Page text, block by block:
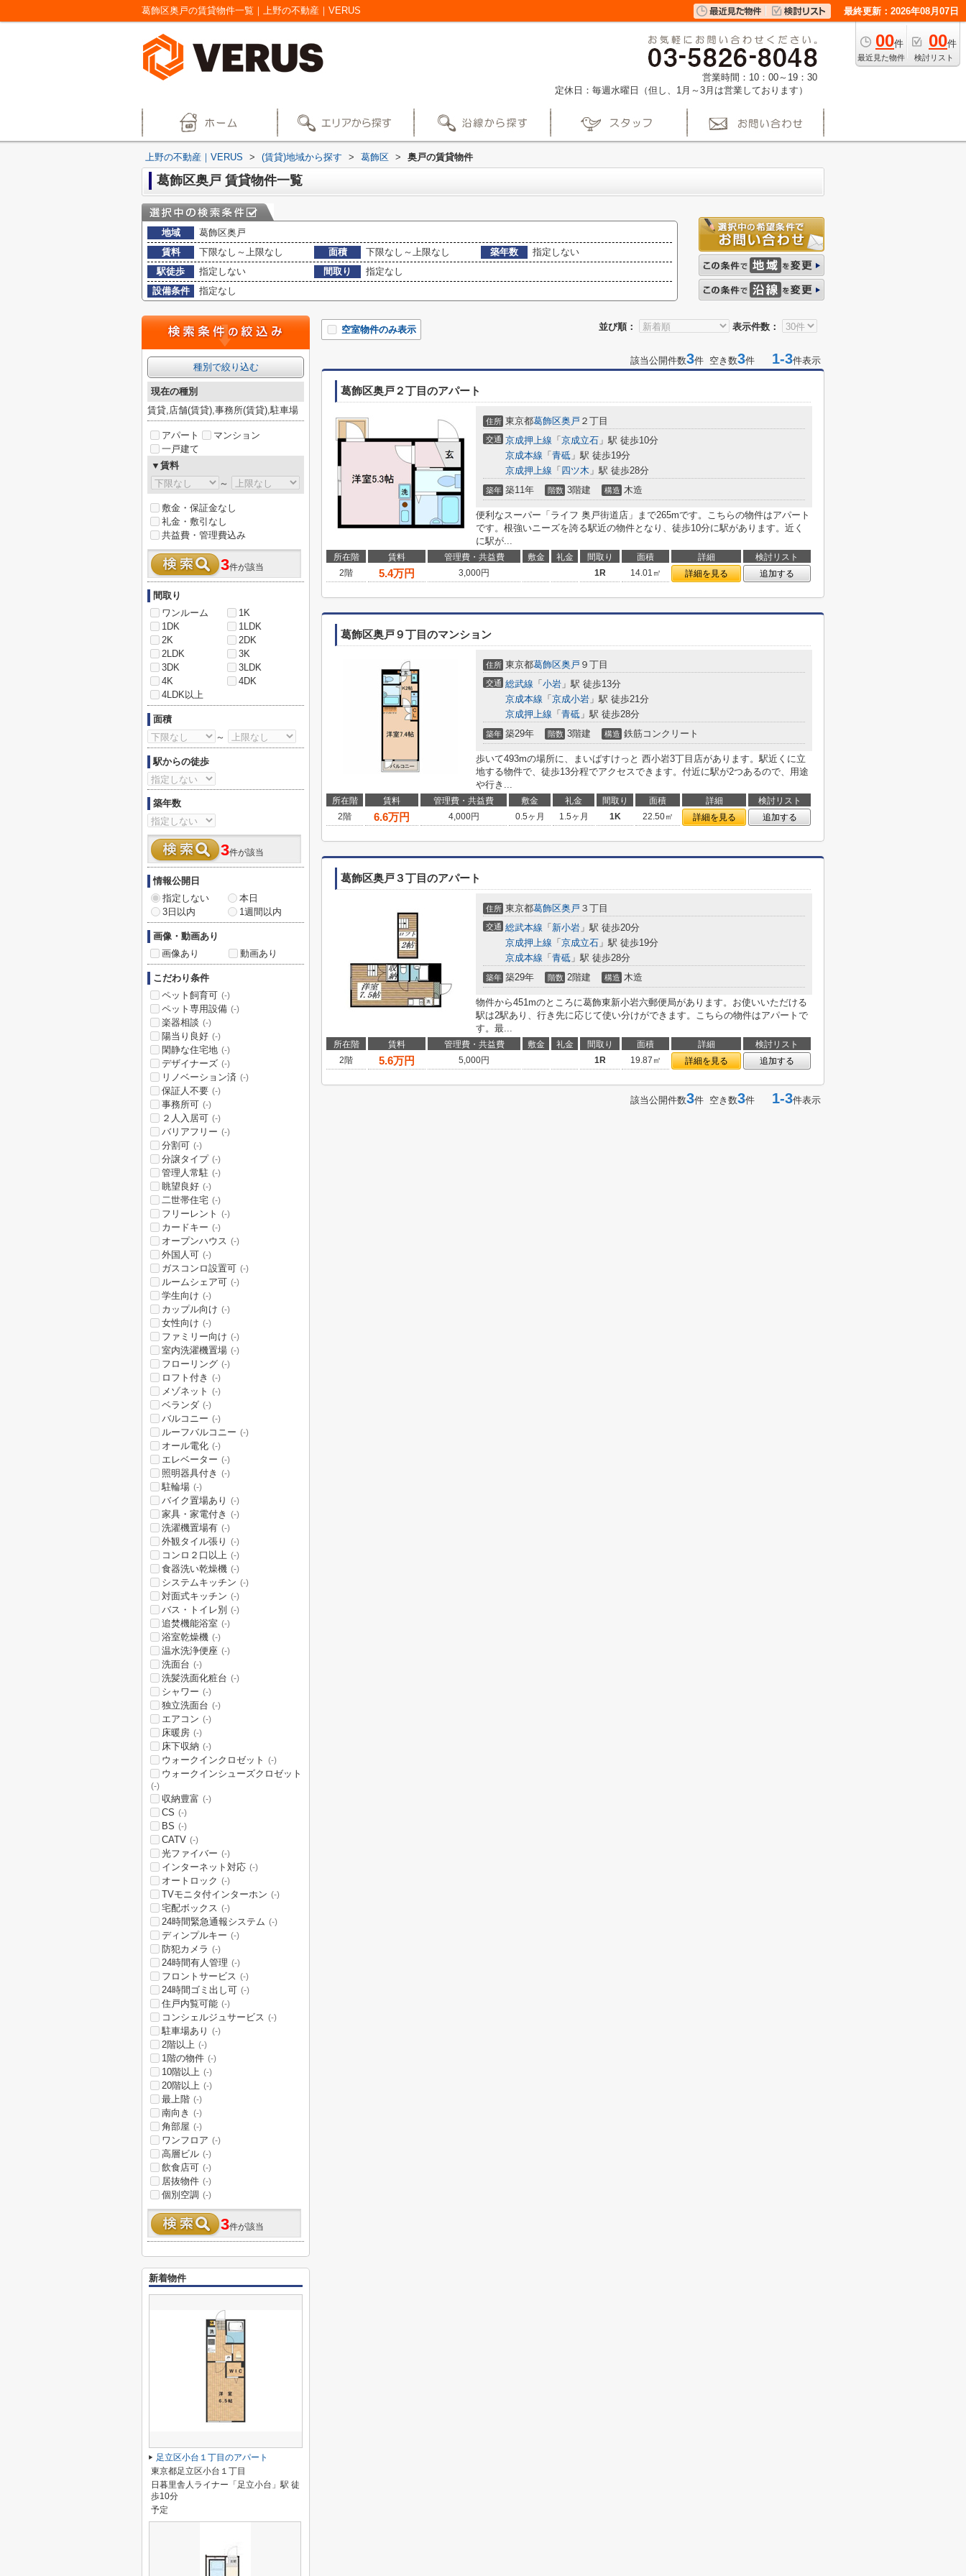
葛飾区奥戸の賃貸物件一覧｜上野の不動産｜VERUS 最終更新：2026年08月07日
00件
最近見た物件
00件
検討リスト
営業時間：10：00～19：30
定休日：毎週水曜日（但し、1月～3月は営業しております）
上野の不動産｜VERUS > (賃貸)地域から探す > 葛飾区 > 奥戸の賃貸物件
葛飾区奥戸 賃貸物件一覧
地域
葛飾区奥戸
賃料
下限なし～上限なし 面積 下限なし～上限なし 築年数
指定しない
駅徒歩
指定しない 間取り
指定なし
設備条件
指定なし
並び順： 表示件数：
空室物件のみ表示
該当公開件数3件 空き数3件 1-3件表示
葛飾区奥戸２丁目のアパート
住所 東京都葛飾区奥戸 ２丁目
交通 京成押上線 「 京成立石 」駅 徒歩10分
京成本線 「 青砥 」駅 徒歩19分
京成押上線 「 四ツ木 」駅 徒歩28分
築年 築11年 階数 3階建 構造 木造
便利なスーパー「ライフ 奥戸街道店」まで265mです。こちらの物件はアパート
です。根強いニーズを誇る駅近の物件となり、徒歩10分に駅があります。近く
に駅が...
所在階 賃料 管理費・共益費 敷金 礼金 間取り 面積 詳細
検討リスト
2階
5.4万円 3,000円 1R 14.01㎡ 詳細を見る 追加する
葛飾区奥戸９丁目のマンション
住所 東京都葛飾区奥戸 ９丁目
交通 総武線 「 小岩 」駅 徒歩13分
京成本線 「 京成小岩 」駅 徒歩21分
京成押上線 「 青砥 」駅 徒歩28分
築年 築29年 階数 3階建 構造 鉄筋コンクリート
歩いて493mの場所に、まいばすけっと 西小岩3丁目店があります。駅近くに立
地する物件で、徒歩13分程でアクセスできます。付近に駅が2つあるので、用途
や行き...
所在階 賃料 管理費・共益費 敷金 礼金 間取り 面積 詳細
検討リスト
2階
6.6万円 4,000円 0.5ヶ月 1.5ヶ月 1K 22.50㎡ 詳細を見る 追加する
葛飾区奥戸３丁目のアパート
住所 東京都葛飾区奥戸 ３丁目
交通 総武本線 「 新小岩 」駅 徒歩20分
京成押上線 「 京成立石 」駅 徒歩19分
京成本線 「 青砥 」駅 徒歩28分
築年 築29年 階数 2階建 構造 木造
物件から451mのところに葛飾東新小岩六郵便局があります。お使いいただける
駅は2駅あり、行き先に応じて使い分けができます。こちらの物件はアパートで
す。最...
所在階 賃料 管理費・共益費 敷金 礼金 間取り 面積 詳細
検討リスト
2階
5.6万円 5,000円 1R 19.87㎡ 詳細を見る 追加する
該当公開件数3件 空き数3件 1-3件表示
種別で絞り込む
現在の種別
賃貸,店舗(賃貸),事務所(賃貸),駐車場
アパート
マンション
一戸建て
▼賃料
～
敷金・保証金なし
礼金・敷引なし
共益費・管理費込み
3件が該当
間取り
ワンルーム
1K
1DK
1LDK
2K
2DK
2LDK
3K
3DK
3LDK
4K
4DK
4LDK以上
面積
～
駅からの徒歩
築年数
3件が該当
情報公開日
指定しない
本日
3日以内
1週間以内
画像・動画あり
画像あり
動画あり
こだわり条件
ペット飼育可 (-)
ペット専用設備 (-)
楽器相談 (-)
陽当り良好 (-)
閑静な住宅地 (-)
デザイナーズ (-)
リノベーション済 (-)
保証人不要 (-)
事務所可 (-)
２人入居可 (-)
バリアフリー (-)
分割可 (-)
分譲タイプ (-)
管理人常駐 (-)
眺望良好 (-)
二世帯住宅 (-)
フリーレント (-)
カードキー (-)
オープンハウス (-)
外国人可 (-)
ガスコンロ設置可 (-)
ルームシェア可 (-)
学生向け (-)
カップル向け (-)
女性向け (-)
ファミリー向け (-)
室内洗濯機置場 (-)
フローリング (-)
ロフト付き (-)
メゾネット (-)
ベランダ (-)
バルコニー (-)
ルーフバルコニー (-)
オール電化 (-)
エレベーター (-)
照明器具付き (-)
駐輪場 (-)
バイク置場あり (-)
家具・家電付き (-)
洗濯機置場有 (-)
外観タイル張り (-)
コンロ２口以上 (-)
食器洗い乾燥機 (-)
システムキッチン (-)
対面式キッチン (-)
バス・トイレ別 (-)
追焚機能浴室 (-)
浴室乾燥機 (-)
温水洗浄便座 (-)
洗面台 (-)
洗髪洗面化粧台 (-)
シャワー (-)
独立洗面台 (-)
エアコン (-)
床暖房 (-)
床下収納 (-)
ウォークインクロゼット (-)
ウォークインシューズクロゼット
(-)
収納豊富 (-)
CS (-)
BS (-)
CATV (-)
光ファイバー (-)
インターネット対応 (-)
オートロック (-)
TVモニタ付インターホン (-)
宅配ボックス (-)
24時間緊急通報システム (-)
ディンプルキー (-)
防犯カメラ (-)
24時間有人管理 (-)
フロントサービス (-)
24時間ゴミ出し可 (-)
住戸内覧可能 (-)
コンシェルジュサービス (-)
駐車場あり (-)
2階以上 (-)
1階の物件 (-)
10階以上 (-)
20階以上 (-)
最上階 (-)
南向き (-)
角部屋 (-)
ワンフロア (-)
高層ビル (-)
飲食店可 (-)
居抜物件 (-)
個別空調 (-)
3件が該当
新着物件
足立区小台１丁目のアパート
東京都足立区小台１丁目
日暮里舎人ライナー「足立小台」駅 徒
歩10分
予定